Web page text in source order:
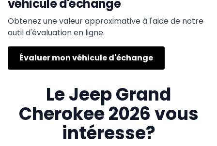
véhicule d'échange
Obtenez une valeur approximative à l'aide de notre
outil d'évaluation en ligne.
Évaluer mon véhicule d'échange
Le Jeep Grand
Cherokee 2026 vous
intéresse?